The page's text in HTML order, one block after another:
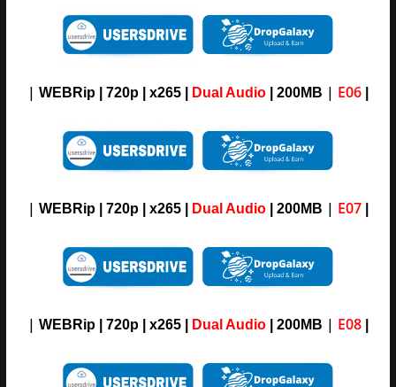
| WEBRip | 720p | x265 | Dual Audio | 200MB | E06
| WEBRip | 720p | x265 | Dual Audio | 200MB | E07
| WEBRip | 720p | x265 | Dual Audio | 200MB | E08